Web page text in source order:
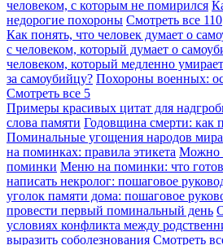
человеком, с которым не помирился
недорогие похороны Смотреть все 110
Как понять, что человек думает о
с человеком, который думает о
человеком, который медленно
за самоубийцу? Похороны военных:
Смотреть все 5
Примеры красивых цитат для
слова памяти Годовщина смерти: как
Поминальные угощения народов мира
на поминках: правила этикета Можно
поминки Меню на поминки: что
написать некролог: пошаговое
уголок памяти дома: пошаговое
провести первый поминальный день
условиях конфликта между
выразить соболезнования Смотреть